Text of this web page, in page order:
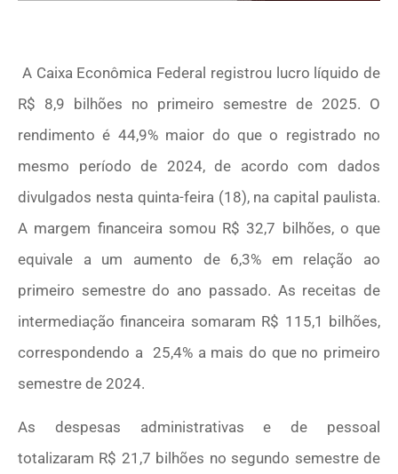
A Caixa Econômica Federal registrou lucro líquido de
R$ 8,9 bilhões no primeiro semestre de 2025. O
rendimento é 44,9% maior do que o registrado no
mesmo período de 2024, de acordo com dados
divulgados nesta quinta-feira (18), na capital paulista.
A margem financeira somou R$ 32,7 bilhões, o que
equivale a um aumento de 6,3% em relação ao
primeiro semestre do ano passado. As receitas de
intermediação financeira somaram R$ 115,1 bilhões,
correspondendo a 25,4% a mais do que no primeiro
semestre de 2024.
As despesas administrativas e de pessoal
totalizaram R$ 21,7 bilhões no segundo semestre de